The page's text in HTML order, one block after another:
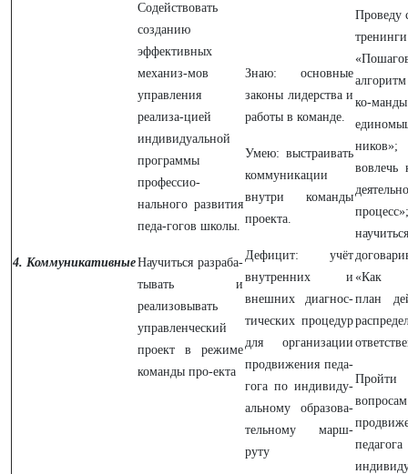
4. Коммуникативные
Содействовать
созданию
эффективных
механиз-мов
управления
реализа-цией
индивидуальной
программы
профессио-
нального развития
педа-гогов школы.
Научиться разраба-
тывать и
реализовывать
управленческий
проект в режиме
команды про-екта
Знаю: основные
законы лидерства и
работы в команде.
Умею: выстраивать
коммуникации
внутри команды
проекта.
Дефицит: учёт
внутренних и
внешних диагнос-
тических процедур
для организации
продвижения педа-
гога по индивиду-
альному образова-
тельному марш-
руту
Проведу
ко-манды
вовлечь
научиться
«Как
план
Пройти
вопросам